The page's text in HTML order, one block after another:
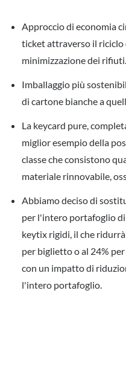
Approccio di economia
ticket attraverso il riciclo
minimizzazione dei rifiuti.
Imballaggio più
di cartone bianche a
La keycard pure,
miglior esempio della
classe che consistono
materiale rinnovabile,
Abbiamo deciso di
per l'intero portafoglio
keytix rigidi, il che
per biglietto o al 24%
con un impatto di
l'intero portafoglio.